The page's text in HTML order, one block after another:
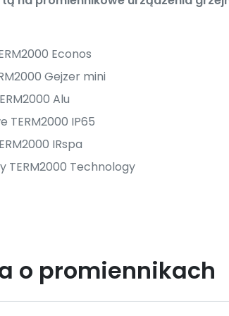
Econos
Gejzer mini
Alu
IP65
IRspa
TERM2000 Technology
o promiennikach